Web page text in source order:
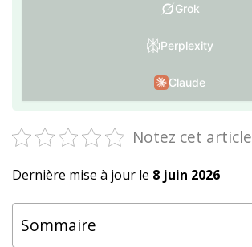
Grok
Perplexity
Claude
Notez cet article
Dernière mise à jour le 8 juin 2026
Sommaire